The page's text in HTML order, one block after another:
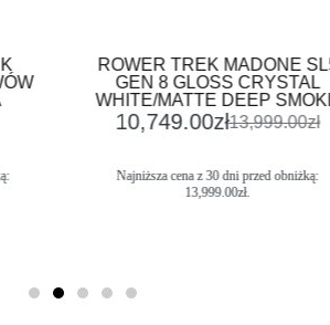
ROWER TREK MADONE SL5
GEN 8 GLOSS CRYSTAL
WHITE/MATTE DEEP SMOKE
13,999.00zł
10,749.00zł
Najniższa cena z 30 dni przed obniżką:
13,999.00zł.